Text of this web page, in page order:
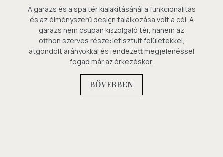
A garázs és a spa tér kialakításánál a funkcionalitás
és az élményszerű design találkozása volt a cél. A
garázs nem csupán kiszolgáló tér, hanem az
otthon szerves része: letisztult felületekkel,
átgondolt arányokkal és rendezett megjelenéssel
fogad már az érkezéskor.
BŐVEBBEN